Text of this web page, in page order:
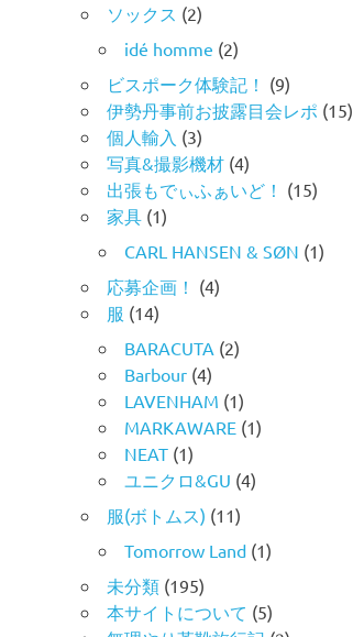
ソックス (2)
idé homme (2)
ビスポーク体験記！ (9)
伊勢丹事前お披露目会レポ (15)
個人輸入 (3)
写真&撮影機材 (4)
出張もでぃふぁいど！ (15)
家具 (1)
CARL HANSEN & SØN (1)
応募企画！ (4)
服 (14)
BARACUTA (2)
Barbour (4)
LAVENHAM (1)
MARKAWARE (1)
NEAT (1)
ユニクロ&GU (4)
服(ボトムス) (11)
Tomorrow Land (1)
未分類 (195)
本サイトについて (5)